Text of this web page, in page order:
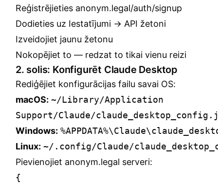
Reģistrējieties anonym.legal/auth/signup
Dodieties uz Iestatījumi → API žetoni
Izveidojiet jaunu žetonu
Nokopējiet to — redzat to tikai vienu reizi
2. solis: Konfigurēt Claude Desktop
Rediģējiet konfigurācijas failu savai OS:
macOS: ~/Library/Application
Support/Claude/
Windows:
Linux: ~/.config/Claude/
Pievienojiet anonym.legal serveri:
{